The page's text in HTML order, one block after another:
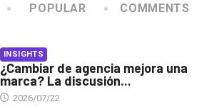
POPULAR COMMENTS
INSIGHTS
¿Cambiar de agencia mejora una
marca? La discusión...
2026/07/22